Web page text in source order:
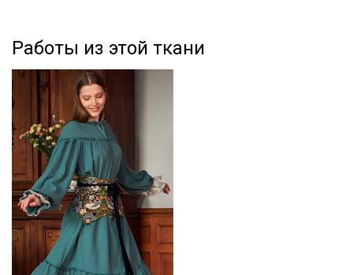
волнистой жатости. Состоит из двух слоев тончайшего
муслина с редким переплетением, слои внутри прошиты
тонкой нитью, благодаря двухслойности, практически не
просвечивает. При всей легкости и воздушности ткань
достаточно прочная и износостойкая, но стоит учитывать, что
из-за рыхлого переплетения, на швах при сильной нагрузке
склонна к расхождению нитей, поэтому рекомендуется
выбирать модели свободного кроя.
Муслин отлично подходит для пошива взрослой и детской
одежды, домашнего текстиля, прекрасно смотрится в
сочетании с сатином, вафельным полотном, фактурным
хлопком.
Ткань дает усадку до 5% перед пошивом постирайте отрез
при температуре дальнейших стирок, не выше 40C
Уход:
Работы из этой ткани